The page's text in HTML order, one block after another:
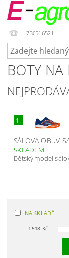
730516521
BOTY NA
1.
SÁLOVÁ OBUV
SKLADEM
Dětský model
NA SKLADĚ
1548 Kč